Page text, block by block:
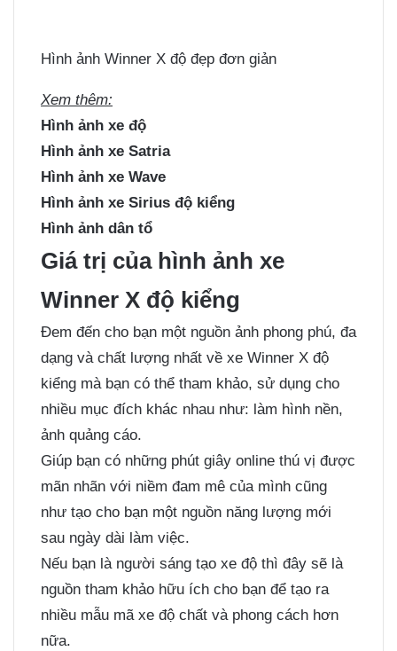
Hình ảnh Winner X độ đẹp đơn giản
Xem thêm:
Hình ảnh xe độ
Hình ảnh xe Satria
Hình ảnh xe Wave
Hình ảnh xe Sirius độ kiểng
Hình ảnh dân tổ
Giá trị của hình ảnh xe
Winner X độ kiểng
Đem đến cho bạn một nguồn ảnh phong phú, đa
dạng và chất lượng nhất về xe Winner X độ
kiểng mà bạn có thể tham khảo, sử dụng cho
nhiều mục đích khác nhau như: làm hình nền,
ảnh quảng cáo.
Giúp bạn có những phút giây online thú vị được
mãn nhãn với niềm đam mê của mình cũng
như tạo cho bạn một nguồn năng lượng mới
sau ngày dài làm việc.
Nếu bạn là người sáng tạo xe độ thì đây sẽ là
nguồn tham khảo hữu ích cho bạn để tạo ra
nhiều mẫu mã xe độ chất và phong cách hơn
nữa.